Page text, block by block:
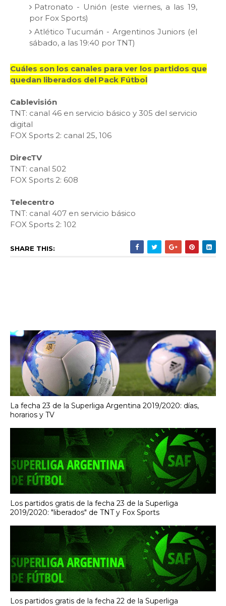
Patronato - Unión (este viernes, a las 19,
por Fox Sports)
Atlético Tucumán - Argentinos Juniors (el
sábado, a las 19:40 por TNT)
Cuáles son los canales para ver los partidos que
quedan liberados del Pack Fútbol
Cablevisión
TNT: canal 46 en servicio básico y 305 del servicio
digital
FOX Sports 2: canal 25, 106
DirecTV
TNT: canal 502
FOX Sports 2: 608
Telecentro
TNT: canal 407 en servicio básico
FOX Sports 2: 102
SHARE THIS:
La fecha 23 de la Superliga Argentina 2019/2020: días,
horarios y TV
Los partidos gratis de la fecha 23 de la Superliga
2019/2020: "liberados" de TNT y Fox Sports
Los partidos gratis de la fecha 22 de la Superliga